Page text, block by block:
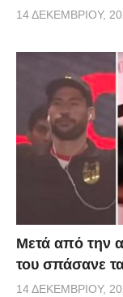
14 ΔΕΚΕΜΒΡΊΟΥ,
Μετά από την
του σπάσανε
14 ΔΕΚΕΜΒΡΊΟΥ,